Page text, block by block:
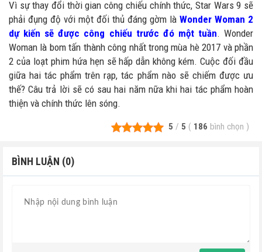
Vì sự thay đổi thời gian công chiếu chính thức, Star Wars 9 sẽ
phải đụng độ với một đối thủ đáng gờm là Wonder Woman 2
dự kiến sẽ được công chiếu trước đó một tuần. Wonder
Woman là bom tấn thành công nhất trong mùa hè 2017 và phần
2 của loạt phim hứa hẹn sẽ hấp dẫn không kém. Cuộc đối đầu
giữa hai tác phẩm trên rạp, tác phẩm nào sẽ chiếm được ưu
thế? Câu trả lời sẽ có sau hai năm nữa khi hai tác phẩm hoàn
thiện và chính thức lên sóng.
5 / 5 ( 186 bình chọn )
BÌNH LUẬN (0)